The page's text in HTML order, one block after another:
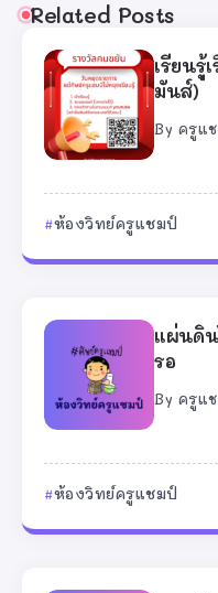
Related Posts
เรียนรู้
มันส์)
By ครูแช
ห้องวิทย์ครูแชมป์
แผ่นดิน
รอ
By ครูแช
ห้องวิทย์ครูแชมป์